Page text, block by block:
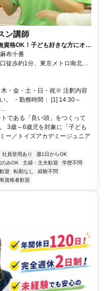
ン講師
資格OK！子ども好きな方にオス
布十番
徒歩約1分、東京メトロ南北線
日比谷線 六本木5番口徒歩約17
・金・土・日・祝※ 注釈内容
。 ・勤務時間： [1] 14:30～
である「良い頭」をつくって
3歳～6歳児を対象に「子ども
ー／トイズアカデミージュニア
社員登用あり
週1日からOK
のみOK 主婦・主夫歓迎
学歴不問
迎 転勤なし
経験不問
有資格者歓迎